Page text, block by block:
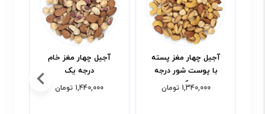
آجیل چهار مغز پسته
با پوست شور درجه
یک
1,340,000 تومان
آجیل چهار مغز خام
درجه یک
1,440,000 تومان